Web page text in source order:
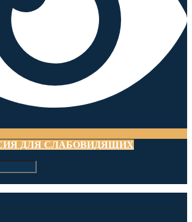
ДЛЯ СЛАБОВИДЯЩИХ